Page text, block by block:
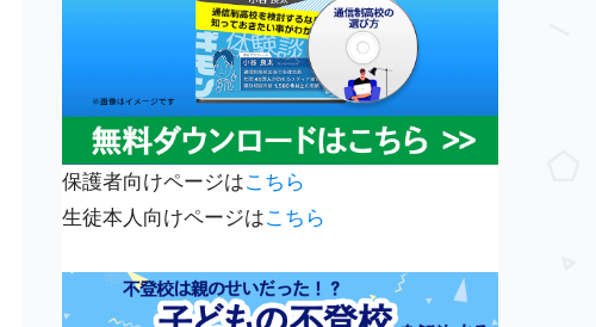
保護者向けページはこちら
生徒本人向けページはこちら